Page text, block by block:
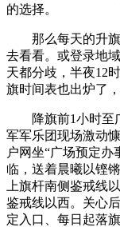
的选择。
那么每天的升旗
去看看。或登录地
天都分歧，半夜12
旗时间表也出炉了
降旗前1小时至广
军军乐团现场激动
户网坐“广场预定办
临，送着晨曦以铿
上旗杆南侧鉴戒线
鉴戒线以西。关心
定入口、每日起落